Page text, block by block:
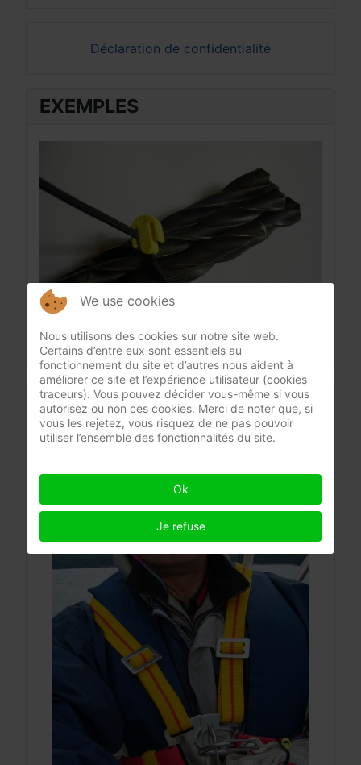
Déclaration de confidentialité
EXEMPLES
CONTACT
BIND-FIX professional elastics
We use cookies
Nous utilisons des cookies sur notre site web.
Certains d’entre eux sont essentiels au
fonctionnement du site et d’autres nous aident à
améliorer ce site et l’expérience utilisateur (cookies
traceurs). Vous pouvez décider vous-même si vous
autorisez ou non ces cookies. Merci de noter que, si
vous les rejetez, vous risquez de ne pas pouvoir
utiliser l’ensemble des fonctionnalités du site.
Ok
Je refuse